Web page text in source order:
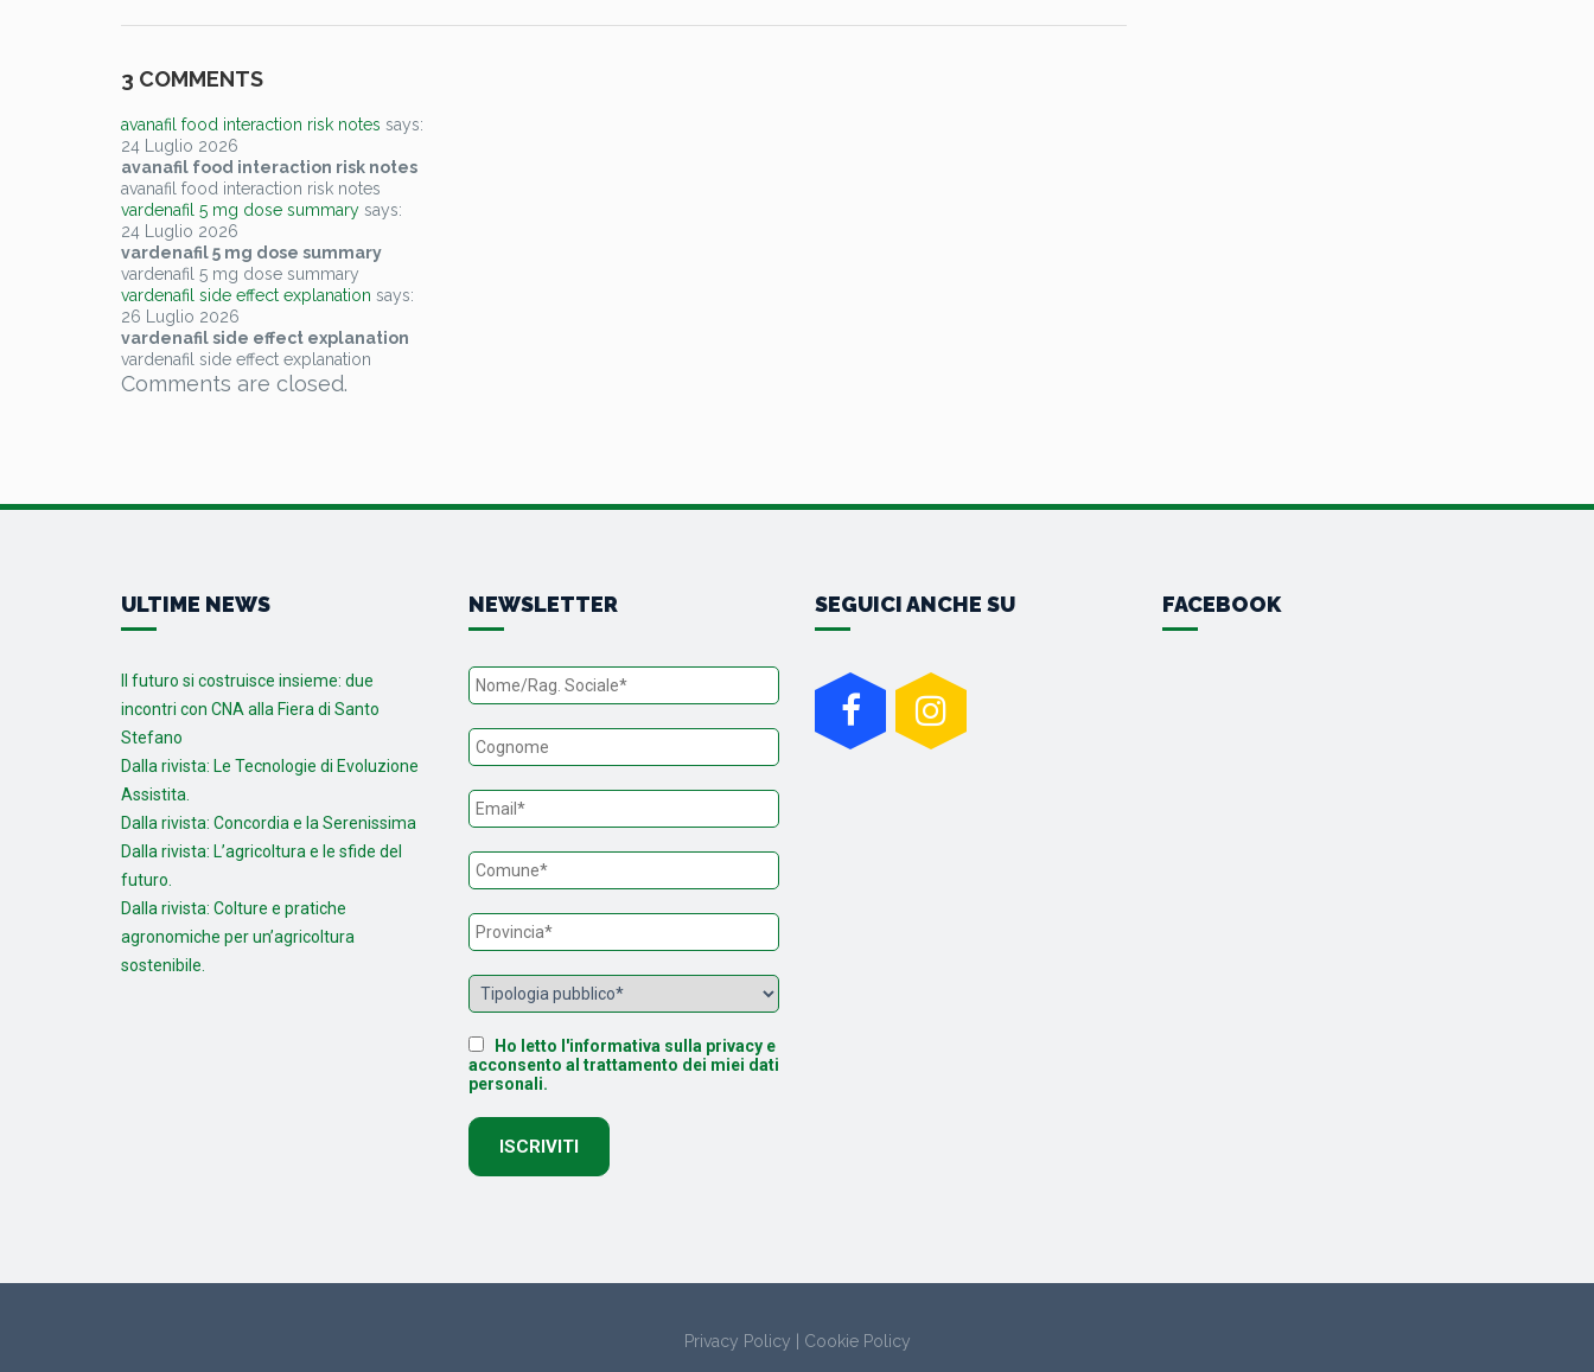
3 COMMENTS
avanafil food interaction risk notes says:
24 Luglio 2026
avanafil food interaction risk notes
avanafil food interaction risk notes
vardenafil 5 mg dose summary says:
24 Luglio 2026
vardenafil 5 mg dose summary
vardenafil 5 mg dose summary
vardenafil side effect explanation says:
26 Luglio 2026
vardenafil side effect explanation
vardenafil side effect explanation
Comments are closed.
ULTIME NEWS
Il futuro si costruisce insieme: due
incontri con CNA alla Fiera di Santo
Stefano
Dalla rivista: Le Tecnologie di Evoluzione
Assistita.
Dalla rivista: Concordia e la Serenissima
Dalla rivista: L’agricoltura e le sfide del
futuro.
Dalla rivista: Colture e pratiche
agronomiche per un’agricoltura
sostenibile.
NEWSLETTER
Ho letto l'informativa sulla privacy e
acconsento al trattamento dei miei dati
personali.
SEGUICI ANCHE SU FACEBOOK
Privacy Policy Cookie Policy